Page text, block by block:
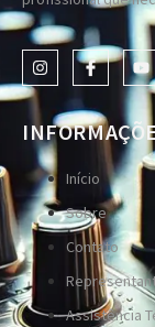
Início
Sobre
Contato
Assistência